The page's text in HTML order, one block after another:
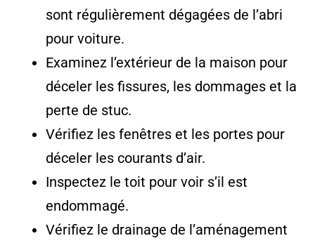
sont régulièrement dégagées de l’abri
pour voiture.
Examinez l’extérieur de la maison pour
déceler les fissures, les dommages et la
perte de stuc.
Vérifiez les fenêtres et les portes pour
déceler les courants d’air.
Inspectez le toit pour voir s’il est
endommagé.
Vérifiez le drainage de l’aménagement